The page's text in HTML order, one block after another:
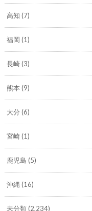
高知 (7)
福岡 (1)
長崎(3)
熊本 (9)
大分 (6)
宮崎(1)
鹿児島 (5)
沖縄 (16)
未分類(2,234)